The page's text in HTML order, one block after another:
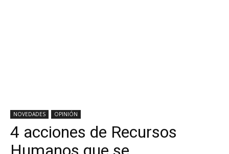
NOVEDADES OPINIÓN
4 acciones de Recursos